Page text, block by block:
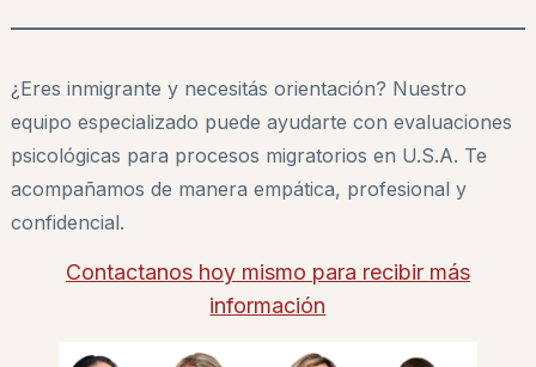
¿Eres inmigrante y necesitás orientación? Nuestro
equipo especializado puede ayudarte con evaluaciones
psicológicas para procesos migratorios en U.S.A. Te
acompañamos de manera empática, profesional y
confidencial.
Contactanos hoy mismo para recibir más
información